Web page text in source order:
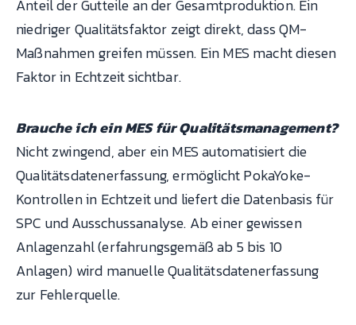
Anteil der Gutteile an der Gesamtproduktion. Ein
niedriger Qualitätsfaktor zeigt direkt, dass QM-
Maßnahmen greifen müssen. Ein MES macht diesen
Faktor in Echtzeit sichtbar.
Brauche ich ein MES für Qualitätsmanagement?
Nicht zwingend, aber ein MES automatisiert die
Qualitätsdatenerfassung, ermöglicht PokaYoke-
Kontrollen in Echtzeit und liefert die Datenbasis für
SPC und Ausschussanalyse. Ab einer gewissen
Anlagenzahl (erfahrungsgemäß ab 5 bis 10
Anlagen) wird manuelle Qualitätsdatenerfassung
zur Fehlerquelle.